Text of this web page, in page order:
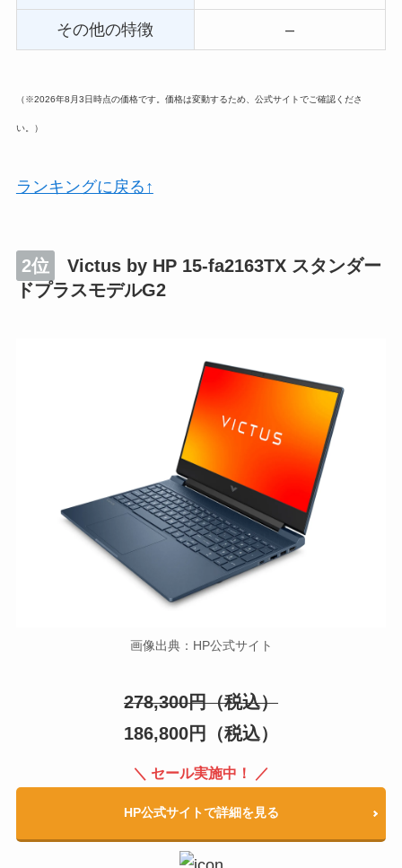
その他の特徴 –
（※2026年8月3日時点の価格です。価格は変動するため、公式サイトでご確認くださ
い。）
ランキングに戻る↑
2位
Victus by HP 15-fa2163TX スタンダー
ドプラスモデルG2
画像出典： HP公式サイト
278,300円（税込）
186,800円（税込）
＼ セール実施中！ ／
HP公式サイトで詳細を見る